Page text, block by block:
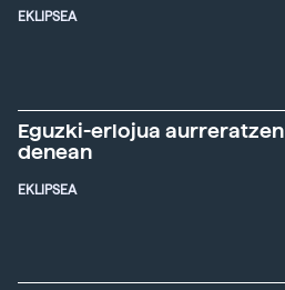
EKLIPSEA
Eguzki-erlojua aurreratzen
denean
EKLIPSEA